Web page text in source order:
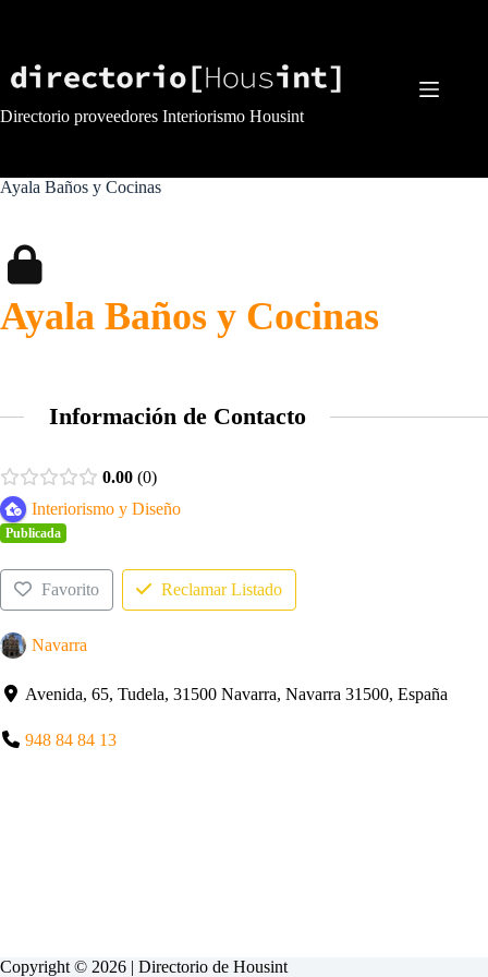
Directorio proveedores Interiorismo Housint
Ayala Baños y Cocinas
Ayala Baños y Cocinas
Información de Contacto
0.00 0
Interiorismo y Diseño
Publicada
Favorito Reclamar Listado
Navarra
Avenida, 65, Tudela, 31500 Navarra, Navarra 31500, España
948 84 84 13
Copyright © 2026 | Directorio de Housint